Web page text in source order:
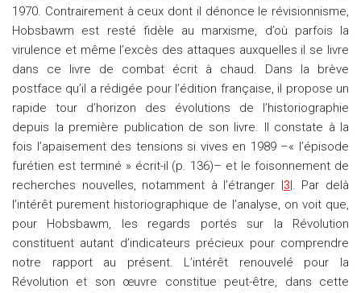
1970. Contrairement à ceux dont il dénonce le révisionnisme,
Hobsbawm est resté fidèle au marxisme, d’où parfois la
virulence et même l’excès des attaques auxquelles il se livre
dans ce livre de combat écrit à chaud. Dans la brève
postface qu’il a rédigée pour l’édition française, il propose un
rapide tour d’horizon des évolutions de l’historiographie
depuis la première publication de son livre. Il constate à la
fois l’apaisement des tensions si vives en 1989 –« l’épisode
furétien est terminé » écrit-il (p. 136)– et le foisonnement de
recherches nouvelles, notamment à l’étranger |3|. Par delà
l’intérêt purement historiographique de l’analyse, on voit que,
pour Hobsbawm, les regards portés sur la Révolution
constituent autant d’indicateurs précieux pour comprendre
notre rapport au présent. L’intérêt renouvelé pour la
Révolution et son œuvre constitue peut-être, dans cette